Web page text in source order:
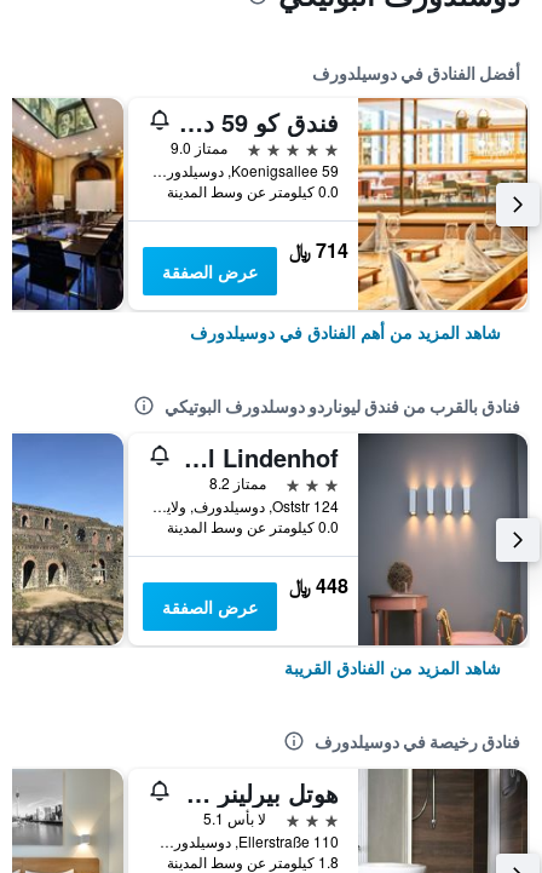
أفضل الفنادق في دوسيلدورف
فندق كو 59 دوسيلدورف - ميمبر أوف هوميج لاكشري هوتلز كوليكشن
5 نجوم
ممتاز 9.0
Koenigsallee 59, دوسيلدورف, ولاية شمال الراين وستفاليا, ألمانيا
0.0 كيلومتر عن وسط المدينة
714 ﷼
عرض الصفقة
شاهد المزيد من أهم الفنادق في دوسيلدورف
فنادق بالقرب من فندق ليوناردو دوسلدورف البوتيكي
Hotel Lindenhof
3 نجوم
ممتاز 8.2
Oststr 124, دوسيلدورف, ولاية شمال الراين وستفاليا, ألمانيا
0.0 كيلومتر عن وسط المدينة
448 ﷼
عرض الصفقة
شاهد المزيد من الفنادق القريبة
فنادق رخيصة في دوسيلدورف
هوتل بيرلينر هوف
3 نجوم
لا بأس 5.1
Ellerstraße 110, دوسيلدورف, ولاية شمال الراين وستفاليا, ألمانيا
1.8 كيلومتر عن وسط المدينة